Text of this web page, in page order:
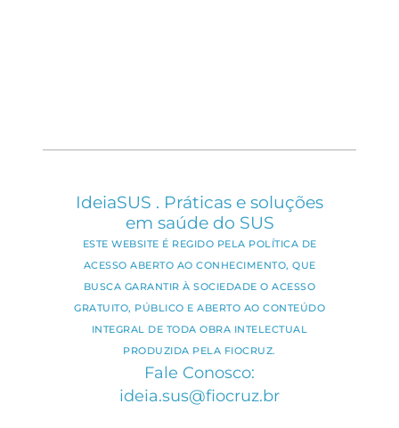
IdeiaSUS . Práticas e soluções
em saúde do SUS
ESTE WEBSITE É REGIDO PELA POLÍTICA DE
ACESSO ABERTO AO CONHECIMENTO, QUE
BUSCA GARANTIR À SOCIEDADE O ACESSO
GRATUITO, PÚBLICO E ABERTO AO CONTEÚDO
INTEGRAL DE TODA OBRA INTELECTUAL
PRODUZIDA PELA FIOCRUZ.
Fale Conosco:
ideia.sus@fiocruz.br